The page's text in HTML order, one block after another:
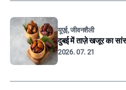
यूएई, जीवनशैली
दुबई में ताज़े खजूर का
2026. 07. 21